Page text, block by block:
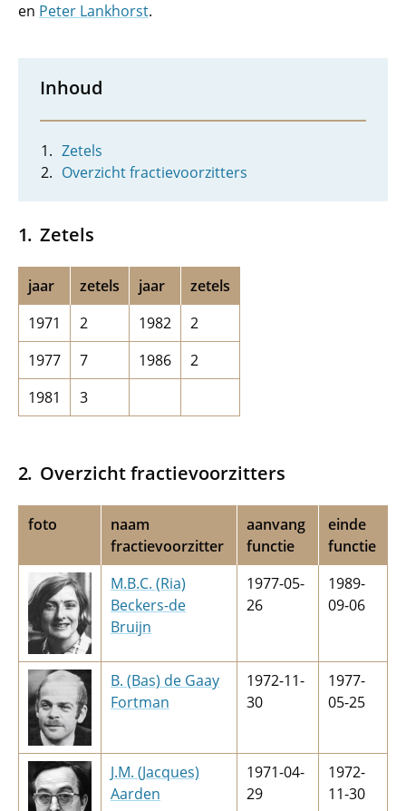
en Peter Lankhorst.
Inhoud
Zetels
Overzicht fractievoorzitters
Zetels
jaar zetels jaar
zetels
1971
2 1982
2
1977
7 1986
2
1981
3
Overzicht fractievoorzitters
foto
naam
fractievoorzitter
aanvang
functie
einde
functie
M.B.C. (Ria)
Beckers-de
Bruijn
1977-05-
26
1989-
09-06
B. (Bas) de Gaay
Fortman
1972-11-
30
1977-
05-25
J.M. (Jacques)
Aarden
1971-04-
29
1972-
11-30